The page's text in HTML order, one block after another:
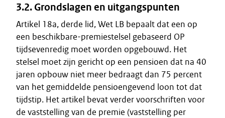
3.2. Grondslagen en uitgangspunten
Artikel 18a, derde lid, Wet LB bepaalt dat een op
een beschikbare-premiestelsel gebaseerd OP
tijdsevenredig moet worden opgebouwd. Het
stelsel moet zijn gericht op een pensioen dat na 40
jaren opbouw niet meer bedraagt dan 75 percent
van het gemiddelde pensioengevend loon tot dat
tijdstip. Het artikel bevat verder voorschriften voor
de vaststelling van de premie (vaststelling per